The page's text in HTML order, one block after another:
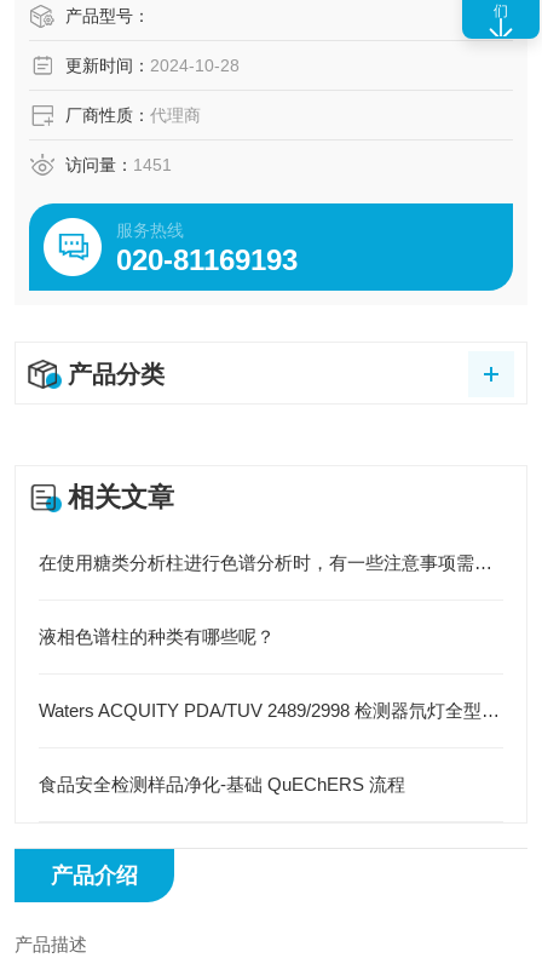
低温试验等。
产品型号：
更新时间： 2024-10-28
厂商性质： 代理商
访问量： 1451
服务热线
020-81169193
产品分类
相关文章
在使用糖类分析柱进行色谱分析时，有一些注意事项需要考虑
液相色谱柱的种类有哪些呢？
Waters ACQUITY PDA/TUV 2489/2998 检测器氘灯全型号解析
食品安全检测样品净化-基础 QuEChERS 流程
产品介绍
产品描述
们